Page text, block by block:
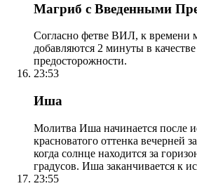
Магриб с Введенными
Согласно фетве ВИЛ, к времени
добавляются 2 минуты в
предосторожности.
23:53
Иша
Молитва Иша начинается после
красноватого оттенка вечерней
когда солнце находится за
градусов. Иша заканчивается к
23:55